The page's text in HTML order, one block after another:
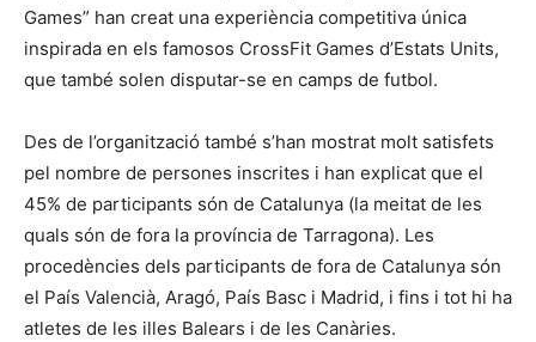
Games” han creat una experiència competitiva única
inspirada en els famosos CrossFit Games d’Estats Units,
que també solen disputar-se en camps de futbol.
Des de l’organització també s’han mostrat molt satisfets
pel nombre de persones inscrites i han explicat que el
45% de participants són de Catalunya (la meitat de les
quals són de fora la província de Tarragona). Les
procedències dels participants de fora de Catalunya són
el País Valencià, Aragó, País Basc i Madrid, i fins i tot hi ha
atletes de les illes Balears i de les Canàries.